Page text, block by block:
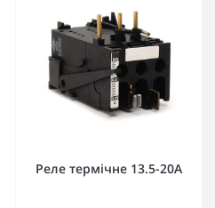
Реле термічне 13.5-20А